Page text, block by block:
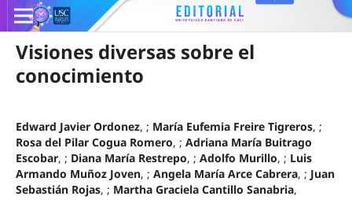
Visiones diversas sobre el
conocimiento
Edward Javier Ordonez, ; María Eufemia Freire Tigreros, ;
Rosa del Pilar Cogua Romero, ; Adriana María Buitrago
Escobar, ; Diana María Restrepo, ; Adolfo Murillo, ; Luis
Armando Muñoz Joven, ; Angela María Arce Cabrera, ; Juan
Sebastián Rojas, ; Martha Graciela Cantillo Sanabria,